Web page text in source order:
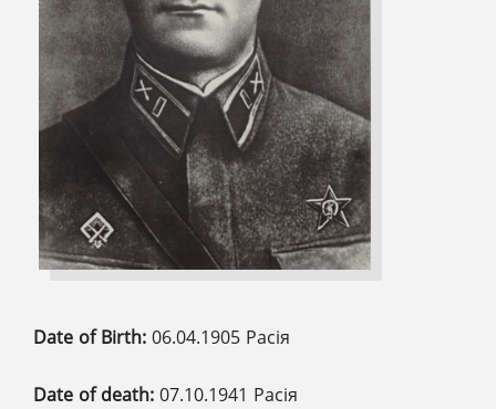
Date of Birth: 06.04.1905 Расія
Date of death: 07.10.1941 Расія